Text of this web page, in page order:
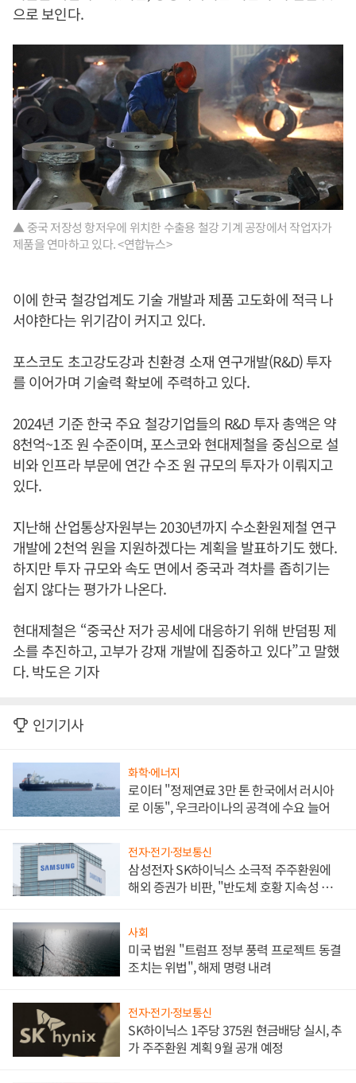
으로 보인다.
▲ 중국 저장성 항저우에 위치한 수출용 철강 기계 공장에서 작업자가
제품을 연마하고 있다. <연합뉴스>
이에 한국 철강업계도 기술 개발과 제품 고도화에 적극 나
서야한다는 위기감이 커지고 있다.
포스코도 초고강도강과 친환경 소재 연구개발(R&D) 투자
를 이어가며 기술력 확보에 주력하고 있다.
2024년 기준 한국 주요 철강기업들의 R&D 투자 총액은 약
8천억~1조 원 수준이며, 포스코와 현대제철을 중심으로 설
비와 인프라 부문에 연간 수조 원 규모의 투자가 이뤄지고
있다.
지난해 산업통상자원부는 2030년까지 수소환원제철 연구
개발에 2천억 원을 지원하겠다는 계획을 발표하기도 했다.
하지만 투자 규모와 속도 면에서 중국과 격차를 좁히기는
쉽지 않다는 평가가 나온다.
현대제철은 “중국산 저가 공세에 대응하기 위해 반덤핑 제
소를 추진하고, 고부가 강재 개발에 집중하고 있다”고 말했
다. 박도은 기자
인기기사
화학·에너지
로이터 "정제연료 3만 톤 한국에서 러시아
로 이동", 우크라이나의 공격에 수요 늘어
전자·전기·정보통신
삼성전자 SK하이닉스 소극적 주주환원에
해외 증권가 비판, "반도체 호황 지속성 의
사회
미국 법원 "트럼프 정부 풍력 프로젝트 동결
조치는 위법", 해제 명령 내려
전자·전기·정보통신
SK하이닉스 1주당 375원 현금배당 실시, 추
가 주주환원 계획 9월 공개 예정